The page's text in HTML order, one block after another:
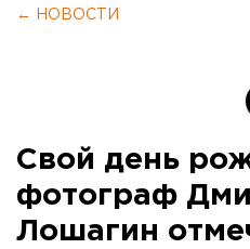
← НОВОСТИ
Свой день
фотограф
Лошагин